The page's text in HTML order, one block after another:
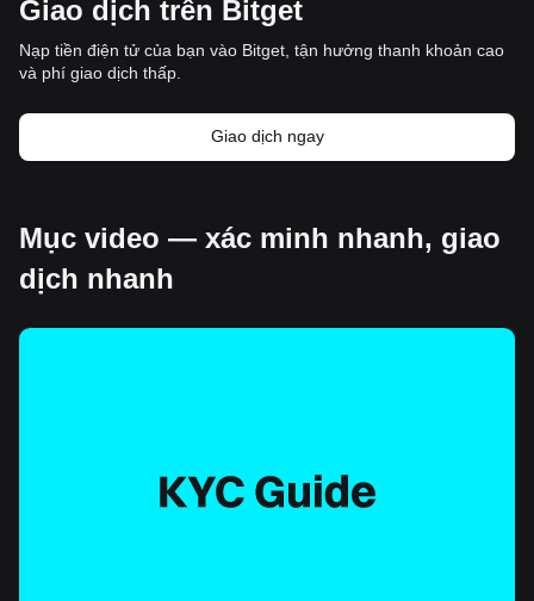
Giao dịch trên Bitget
Nạp tiền điện tử của bạn vào Bitget, tận hưởng thanh khoản cao
và phí giao dịch thấp.
Giao dịch ngay
Mục video — xác minh nhanh, giao
dịch nhanh